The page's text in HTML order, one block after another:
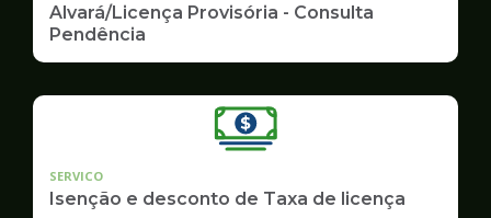
Alvará/Licença Provisória - Consulta
Pendência
SERVICO
Isenção e desconto de Taxa de licença